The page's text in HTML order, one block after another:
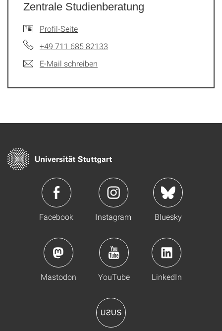
Zentrale Studienberatung
Profil-Seite
+49 711 685 82133
E-Mail schreiben
Facebook Instagram Bluesky
Mastodon YouTube LinkedIn